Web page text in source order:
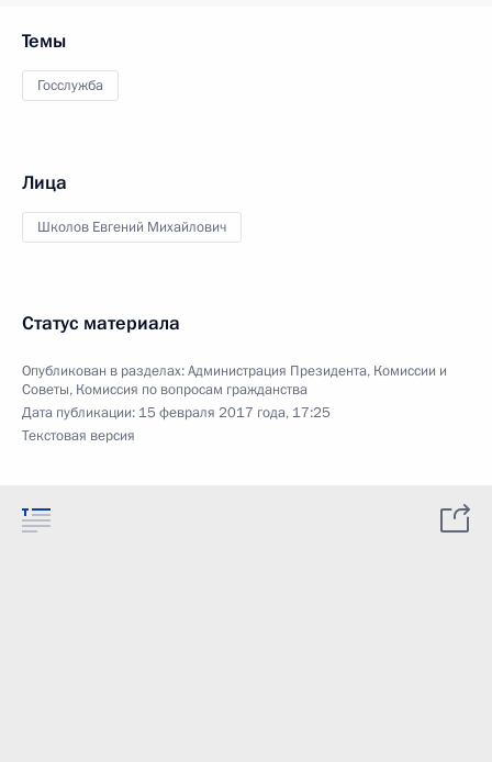
Темы
Госслужба
Лица
Школов Евгений Михайлович
Статус материала
Опубликован в разделах:Администрация Президента, Комиссии и
Советы, Комиссия по вопросам гражданства
Дата публикации: 15 февраля 2017 года, 17:25
Текстовая версия